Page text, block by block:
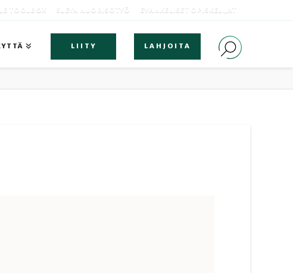
TOOLBOX SLEYN NUORISOTYÖ EVANKELISET OPISKELIJAT
LIITY LAHJOITA